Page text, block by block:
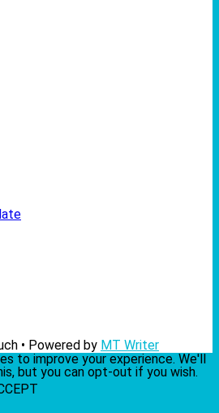
• Powered by MT Writer
to improve your experience. We'll
but you can opt-out if you wish.